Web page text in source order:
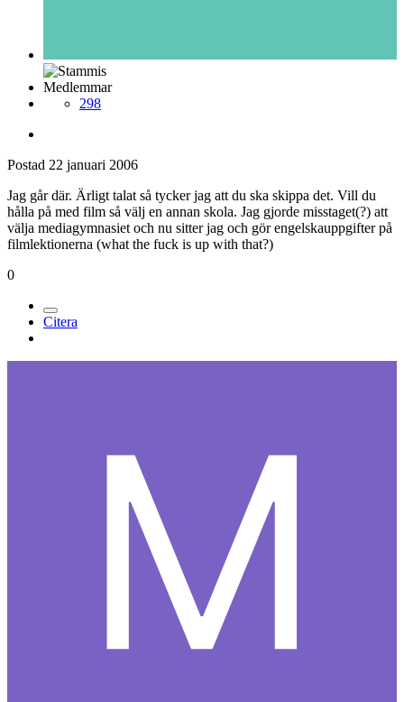
Medlemmar
298
Postad 22 januari 2006
Jag går där. Ärligt talat så tycker jag att du ska skippa det. Vill du
hålla på med film så välj en annan skola. Jag gjorde misstaget(?) att
välja mediagymnasiet och nu sitter jag och gör engelskauppgifter på
filmlektionerna (what the fuck is up with that?)
0
Citera